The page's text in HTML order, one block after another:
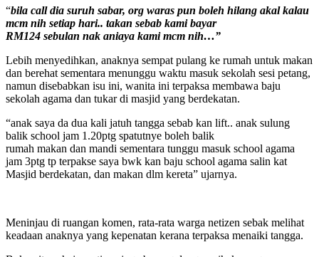
“bila call dia suruh sabar, org waras pun boleh hilang akal kalau
mcm nih setiap hari.. takan sebab kami bayar
RM124 sebulan nak aniaya kami mcm nih…”
Lebih menyedihkan, anaknya sempat pulang ke rumah untuk makan
dan berehat sementara menunggu waktu masuk sekolah sesi petang,
namun disebabkan isu ini, wanita ini terpaksa membawa baju
sekolah agama dan tukar di masjid yang berdekatan.
“anak saya da dua kali jatuh tangga sebab kan lift.. anak sulung
balik school jam 1.20ptg spatutnye boleh balik
rumah makan dan mandi sementara tunggu masuk school agama
jam 3ptg tp terpakse saya bwk kan baju school agama salin kat
Masjid berdekatan, dan makan dlm kereta” ujarnya.
Meninjau di ruangan komen, rata-rata warga netizen sebak melihat
keadaan anaknya yang kepenatan kerana terpaksa menaiki tangga.